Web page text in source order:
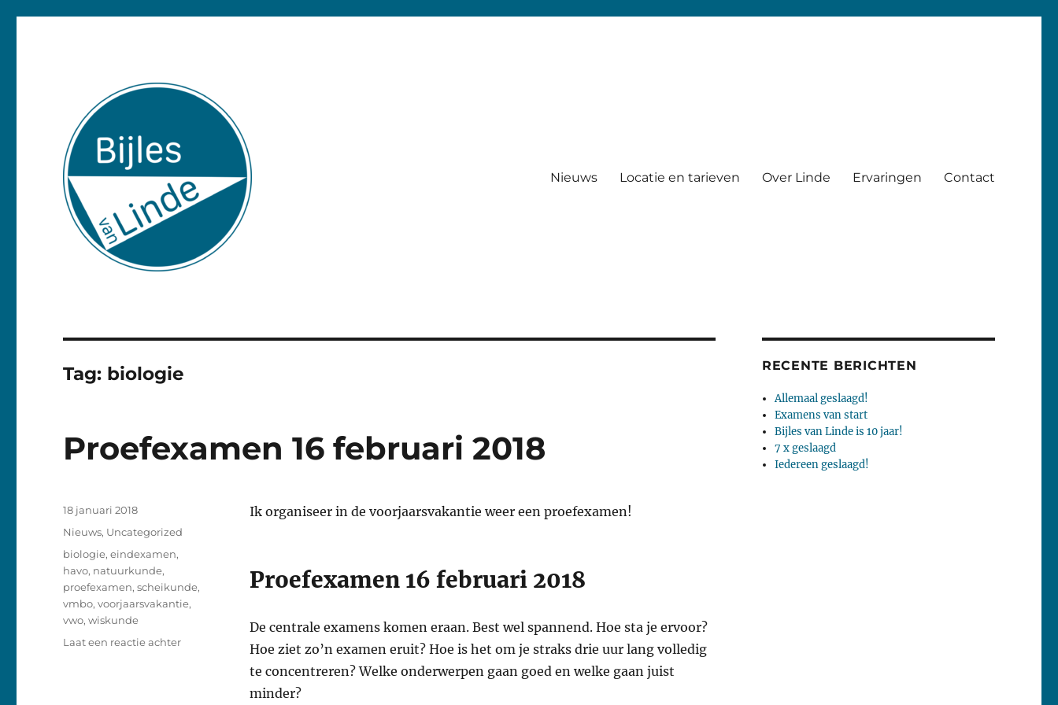
Nieuws Locatie en tarieven Over Linde Ervaringen Contact
Tag: biologie
Proefexamen 16 februari 2018
Ik organiseer in de voorjaarsvakantie weer een proefexamen!
Proefexamen 16 februari 2018
De centrale examens komen eraan. Best wel spannend. Hoe sta je ervoor?
Hoe ziet zo’n examen eruit? Hoe is het om je straks drie uur lang volledig
te concentreren? Welke onderwerpen gaan goed en welke gaan juist
minder?
Geplaatst
op
18 januari 2018
Categorieën
Nieuws, Uncategorized
Tags
biologie,eindexamen,
havo, natuurkunde,
proefexamen,scheikunde,
vmbo,voorjaarsvakantie,
vwo,wiskunde
Laat een reactie achterop
Proefexamen
RECENTE BERICHTEN
Allemaal geslaagd!
Examens van start
Bijles van Linde is 10 jaar!
7 x geslaagd
Iedereen geslaagd!